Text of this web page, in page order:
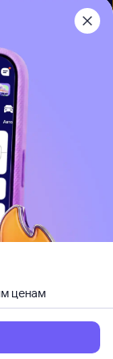
обязательна
ценам